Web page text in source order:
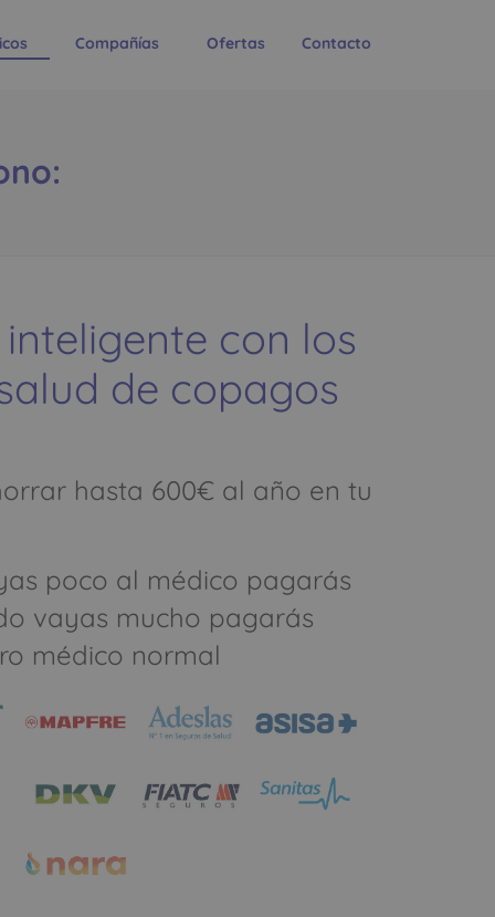
Compañías Ofertas Contacto
con los
de copagos
hasta 600€ al año en tu
poco al médico pagarás
vayas mucho pagarás
médico normal